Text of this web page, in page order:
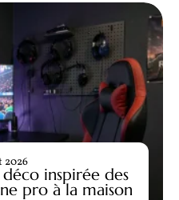
inspirée des
pro à la maison
2026